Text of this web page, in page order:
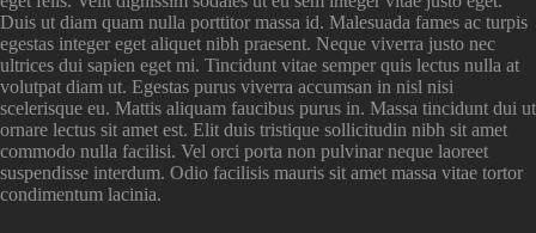
Duis ut diam quam nulla porttitor massa id. Malesuada fames ac turpis
egestas integer eget aliquet nibh praesent. Neque viverra justo nec
ultrices dui sapien eget mi. Tincidunt vitae semper quis lectus nulla at
volutpat diam ut. Egestas purus viverra accumsan in nisl nisi
scelerisque eu. Mattis aliquam faucibus purus in. Massa tincidunt dui ut
ornare lectus sit amet est. Elit duis tristique sollicitudin nibh sit amet
commodo nulla facilisi. Vel orci porta non pulvinar neque laoreet
suspendisse interdum. Odio facilisis mauris sit amet massa vitae tortor
condimentum lacinia.